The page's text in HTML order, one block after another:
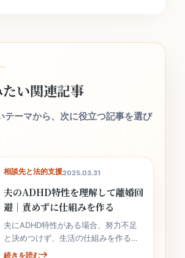
い関連記事
テーマから、次に役立つ記事を選び
相談先と法的支援2025.03.31
夫のADHD特性を理解して離婚回
避｜責めずに仕組みを作る
夫にADHD特性がある場合、努力不足
と決めつけず、生活の仕組みを作るこ
とが夫婦関係を守る助けになります。
続きを読む